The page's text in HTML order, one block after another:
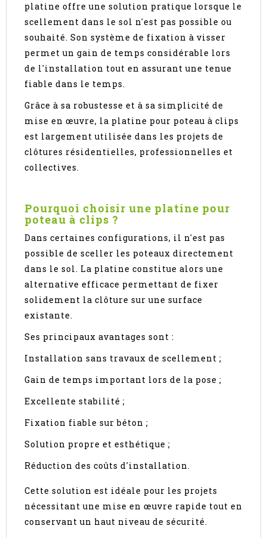
platine offre une solution pratique lorsque le
scellement dans le sol n'est pas possible ou
souhaité. Son système de fixation à visser
permet un gain de temps considérable lors
de l'installation tout en assurant une tenue
fiable dans le temps.
Grâce à sa robustesse et à sa simplicité de
mise en œuvre, la platine pour poteau à clips
est largement utilisée dans les projets de
clôtures résidentielles, professionnelles et
collectives.
Pourquoi choisir une platine pour
poteau à clips ?
Dans certaines configurations, il n'est pas
possible de sceller les poteaux directement
dans le sol. La platine constitue alors une
alternative efficace permettant de fixer
solidement la clôture sur une surface
existante.
Ses principaux avantages sont :
Installation sans travaux de scellement ;
Gain de temps important lors de la pose ;
Excellente stabilité ;
Fixation fiable sur béton ;
Solution propre et esthétique ;
Réduction des coûts d'installation.
Cette solution est idéale pour les projets
nécessitant une mise en œuvre rapide tout en
conservant un haut niveau de sécurité.